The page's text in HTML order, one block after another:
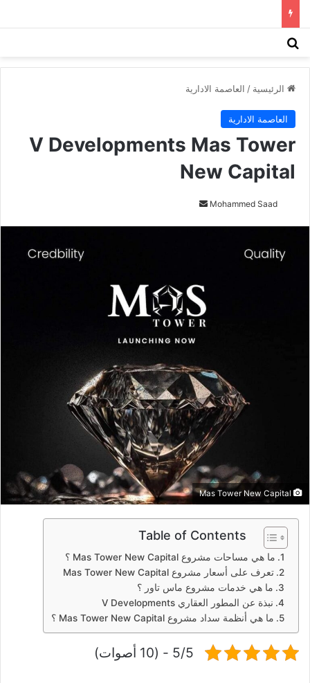
الرئيسية / العاصمة الادارية
العاصمة الادارية
V Developments Mas Tower
New Capital
Mohammed Saad
ر
ي
د
ل
ك
ت
ر
ن
ي
ا
Table of Contents
ما هي مساحات مشروع Mas Tower New Capital ؟
تعرف على أسعار مشروع Mas Tower New Capital
ما هي خدمات مشروع ماس تاور ؟
نبذة عن المطور العقاري V Developments
ما هي أنظمة سداد مشروع Mas Tower New Capital ؟
5/5 - (10 أصوات)